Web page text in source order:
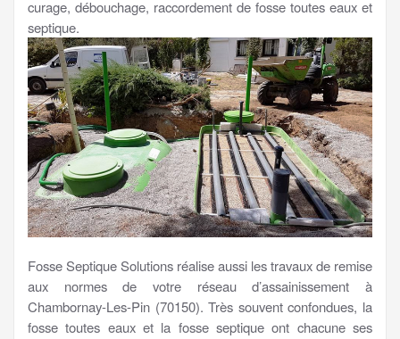
curage, débouchage, raccordement de fosse toutes eaux et
septique.
Fosse Septique Solutions réalise aussi les travaux de remise
aux normes de votre réseau d’assainissement à
Chambornay-Les-Pin (70150). Très souvent confondues, la
fosse toutes eaux et la fosse septique ont chacune ses